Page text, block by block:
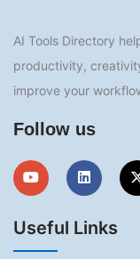
AI Tools Directory
productivity,
improve your
Follow us
Useful Links